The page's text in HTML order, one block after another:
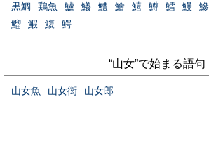
黒鯛 鶏魚 鱸 鱶 鱧 鱠 鱚 鱒 鱈 鰻 鰺
鰡
鰕 鰒 鰐
“山女”で始まる語句
山女魚 山女衒 山女郎